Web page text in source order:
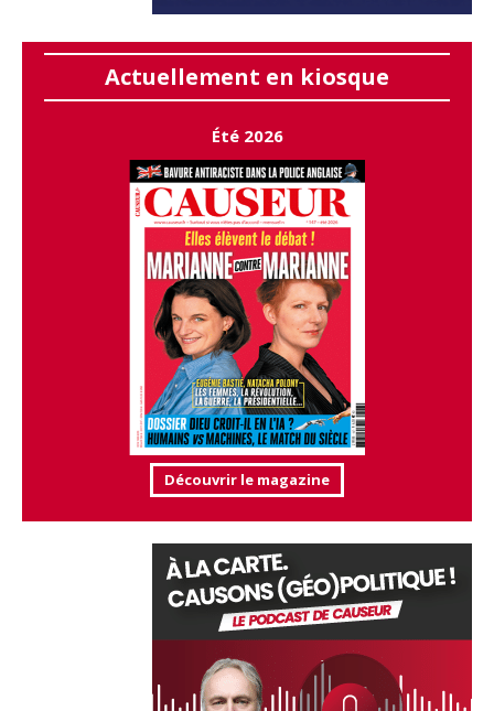
Actuellement en kiosque
Été 2026
Découvrir le magazine